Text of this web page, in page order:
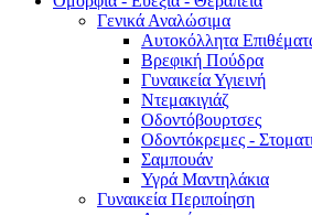
Γενικά Αναλώσιμα
Αυτοκόλλητα
Βρεφική Πούδρα
Γυναικεία Υγιεινή
Ντεμακιγιάζ
Οδοντόβουρτσες
Οδοντόκρεμες -
Σαμπουάν
Υγρά Μαντηλάκια
Γυναικεία Περιποίηση